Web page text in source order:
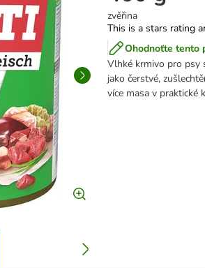
zvěřina
This is a stars rating
Ohodnoťte tento
Vlhké krmivo pro psy
jako čerstvé,
více masa v praktické